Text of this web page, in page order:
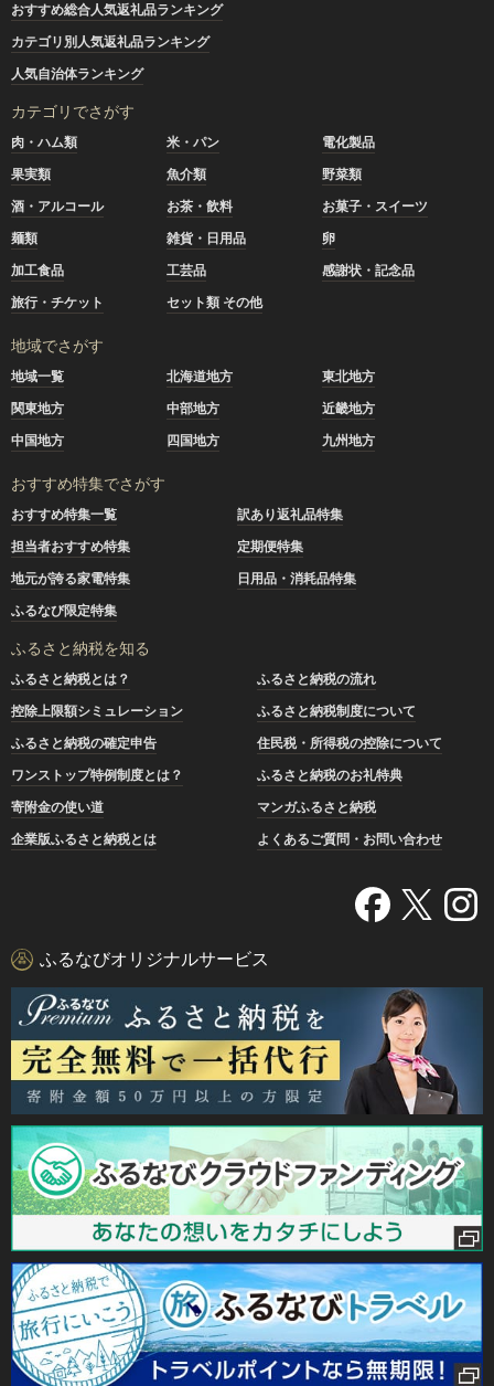
おすすめ総合人気返礼品ランキング
カテゴリ別人気返礼品ランキング
人気自治体ランキング
カテゴリでさがす
肉・ハム類 米・パン
電化製品
果実類
魚介類
野菜類
酒・アルコール
お茶・飲料
お菓子・スイーツ
麺類
雑貨・日用品
卵
加工食品
工芸品
感謝状・記念品
旅行・チケット
セット類 その他
地域でさがす
地域一覧 北海道地方
東北地方
関東地方
中部地方
近畿地方
中国地方
四国地方 九州地方
おすすめ特集でさがす
おすすめ特集一覧
訳あり返礼品特集
担当者おすすめ特集
定期便特集
地元が誇る家電特集
日用品・消耗品特集
ふるなび限定特集
ふるさと納税を知る
ふるさと納税とは？
ふるさと納税の流れ
控除上限額シミュレーション
ふるさと納税制度について
ふるさと納税の確定申告
住民税・所得税の控除について
ワンストップ特例制度とは？
ふるさと納税のお礼特典
寄附金の使い道
マンガふるさと納税
企業版ふるさと納税とは
よくあるご質問・お問い合わせ
ふるなびオリジナルサービス